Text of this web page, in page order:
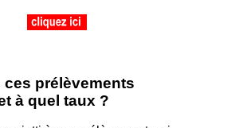
ces prélèvements
à quel taux ?